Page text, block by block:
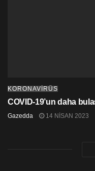
KORONAVİRÜS
COVID-19’un daha
Gazedda 14 NISAN 2023